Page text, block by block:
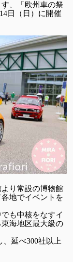
、「欧州車の祭
日（日）に開催
り常設の博物館
地でイベントを
も中核をなすイ
海地区最大級の
、延べ300社以上